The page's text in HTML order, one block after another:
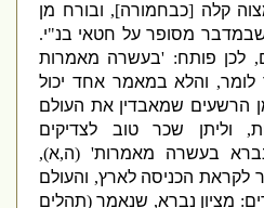
קלה[כבחמורה],ובורח מן
מסופר על חטאי בנ "י.
לכן פותח: 'בעשרה מאמרות
,והלא במאמר אחד יכול
שמאבדין את העולם
וליתן שכר טוב לצדיקים
בעשרה מאמרות' (
,א),
הכניסה לארץ,והעולם
:מציון נברא,שנאמר(תהלים